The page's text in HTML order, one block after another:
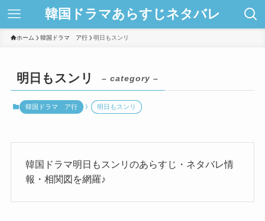
韓国ドラマあらすじネタバレ
ホーム 韓国ドラマ ア行 明日もスンリ
明日もスンリ – category –
韓国ドラマ ア行 明日もスンリ
韓国ドラマ明日もスンリのあらすじ・ネタバレ情
報・相関図を網羅♪